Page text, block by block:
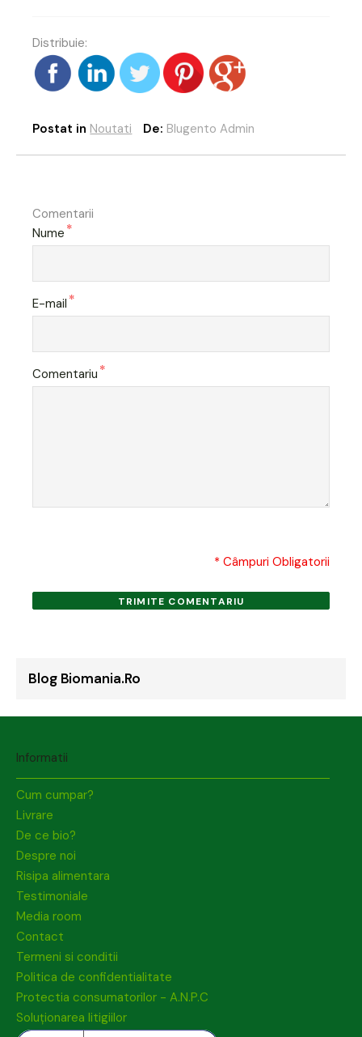
Distribuie:
Postat in Noutati De: Blugento Admin
Comentarii
Nume *
E-mail *
Comentariu *
* Câmpuri Obligatorii
TRIMITE COMENTARIU
Blog Biomania.ro
Informatii
Cum cumpar?
Livrare
De ce bio?
Despre noi
Risipa alimentara
Testimoniale
Media room
Contact
Termeni si conditii
Politica de confidentialitate
Protectia consumatorilor - A.N.P.C
Soluționarea litigiilor